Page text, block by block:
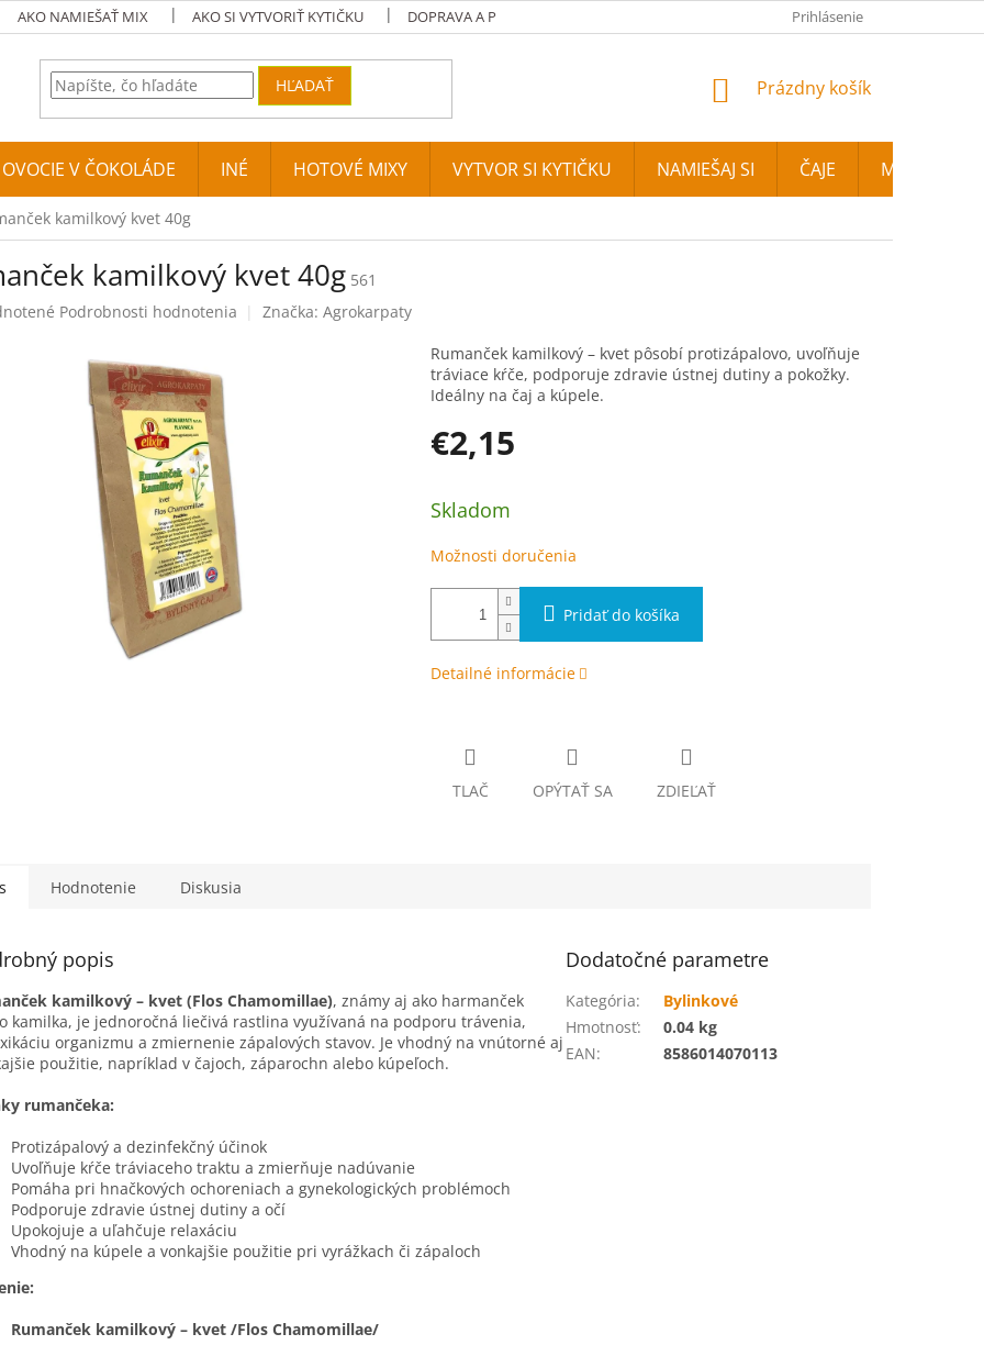
AKO NAMIEŠAŤ MIX AKO SI VYTVORIŤ KYTIČKU DOPRAVA A PLATBA NAŠA PREDAJŇAPrihlásenie
HĽADAŤ NÁKUPNÝ KOŠÍK
Prázdny košík
V ČOKOLÁDE INÉ HOTOVÉ MIXY VYTVOR SI KYTIČKU NAMIEŠAJ SI ČAJE MIXIT
kamilkový kvet 40g
kamilkový kvet 40g 561
hodnotenie produktu je 0,0 z 5 hviezdičiek.
Podrobnosti hodnotenia Značka: Agrokarpaty
€2,15
Skladom
Možnosti doručenia
Pridať do košíka
Rumanček kamilkový – kvet pôsobí protizápalovo, uvoľňuje
tráviace kŕče, podporuje zdravie ústnej dutiny a pokožky.
Ideálny na čaj a kúpele.
Detailné informácie
TLAČ OPÝTAŤ SA ZDIEĽAŤ
Hodnotenie Diskusia
popis
kamilkový – kvet (Flos Chamomillae), známy aj ako harmanček
kamilka, je jednoročná liečivá rastlina využívaná na podporu trávenia,
organizmu a zmiernenie zápalových stavov. Je vhodný na vnútorné aj
použitie, napríklad v čajoch, záparochn alebo kúpeľoch.
rumančeka:
Protizápalový a dezinfekčný účinok
Uvoľňuje kŕče tráviaceho traktu a zmierňuje nadúvanie
Pomáha pri hnačkových ochoreniach a gynekologických problémoch
Podporuje zdravie ústnej dutiny a očí
Upokojuje a uľahčuje relaxáciu
Vhodný na kúpele a vonkajšie použitie pri vyrážkach či zápaloch
Rumanček kamilkový – kvet /Flos Chamomillae/
Dodatočné parametre
Kategória:
Bylinkové
Hmotnosť:
0.04 kg
EAN: 8586014070113